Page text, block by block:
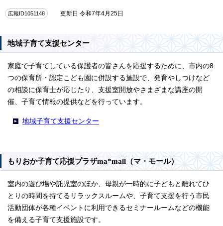
広報ID1051148 更新日 令和7年4月25日
地域子育て支援センター
家庭で子育てしている保護者の皆さんを応援するために、市内の8
つの保育所・認定こども園に併設する施設で、発育やしつけなど
の相談に保育士が応じたり、支援室開放やさまざまな講座の開
催、子育て情報の提供などを行っています。
地域子育て支援センター
もりおか子育て応援プラザma*mall（マ・モール）
室内の遊び場や託児室のほか、母親が一時的に子どもと離れてひ
とりの時間を持てるリラックスルームや、子育て支援を行う市民
活動団体が各種イベントに利用できるセミナールームなどの機能
を備える子育て支援施設です。